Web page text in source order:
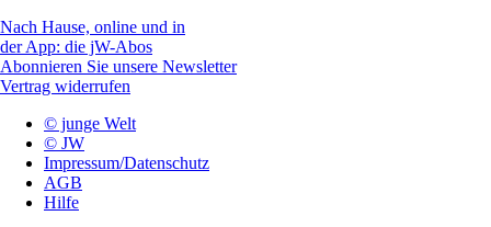
Nach Hause, online und in
der App: die jW-Abos
Abonnieren Sie unsere Newsletter
Vertrag widerrufen
© junge Welt
© JW
Impressum/Datenschutz
AGB
Hilfe